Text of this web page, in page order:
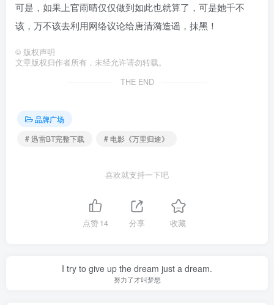
可是，如果上官雨晴仅仅做到如此也就算了，可是她千不
该，万不该去利用网络议论给唐清漪造谣，抹黑！
© 版权声明
文章版权归作者所有，未经允许请勿转载。
THE END
品牌广场
# 迅雷BT完整下载
# 电影《万里归途》
喜欢就支持一下吧
点赞14 分享 收藏
I try to give up the dream just a dream.
努力了才叫梦想